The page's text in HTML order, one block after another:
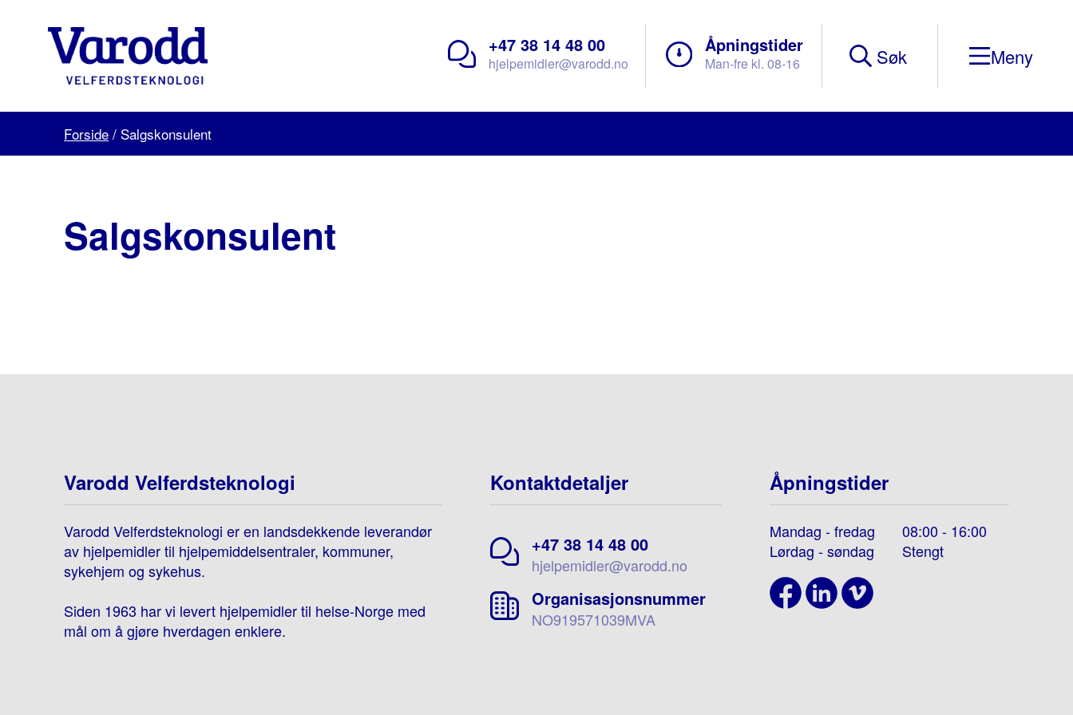
Velferdsteknologi
+47 38 14 48 00
hjelpemidler@varodd.no
Åpningstider
Man-fre kl. 08-16 Søk
Mobile
Forside / Salgskonsulent
Salgskonsulent
Varodd Velferdsteknologi
Varodd Velferdsteknologi er en landsdekkende leverandør
av hjelpemidler til hjelpemiddelsentraler, kommuner,
sykehjem og sykehus.
Siden 1963 har vi levert hjelpemidler til helse-Norge med
mål om å gjøre hverdagen enklere.
Kontaktdetaljer
+47 38 14 48 00
hjelpemidler@varodd.no
Organisasjonsnummer
NO919571039MVA
Åpningstider
Mandag - fredag
08:00 - 16:00
Lørdag - søndag
Stengt